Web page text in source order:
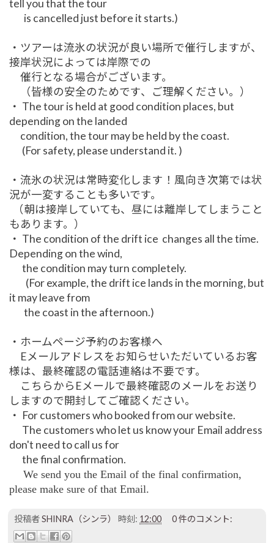
tell you that the tour
is cancelled just before it starts.)
・ツアーは流氷の状況が良い場所で催行しますが、
接岸状況によっては岸際での
催行となる場合がございます。
（皆様の安全のためです、ご理解ください。）
・ The tour is held at good condition places, but
depending on the landed
condition, the tour may be held by the coast.
(For safety, please understand it. )
・流氷の状況は常時変化します！風向き次第では状
況が一変することも多いです。
（朝は接岸していても、昼には離岸してしまうこと
もあります。）
・ The condition of the drift ice changes all the time.
Depending on the wind,
the condition may turn completely.
(For example, the drift ice lands in the morning, but
it may leave from
the coast in the afternoon.)
・ホームページ予約のお客様へ
Eメールアドレスをお知らせいただいているお客
様は、最終確認の電話連絡は不要です。
こちらからEメールで最終確認のメールをお送り
しますので開封してご確認ください。
・ For customers who booked from our website.
The customers who let us know your Email address
don't need to call us for
the final confirmation.
We send you the Email of the final confirmation,
please make sure of that Email.
投稿者SHINRA（シンラ） 時刻: 12:00 0 件のコメント: